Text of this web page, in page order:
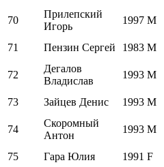
70
Прилепский
Игорь
1997 M
71 Пензин Сергей 1983 M
72
Дегалов
Владислав
1993 M
73 Зайцев Денис 1993 M
74
Скоромный
Антон
1993 M
75 Гара Юлия 1991 F